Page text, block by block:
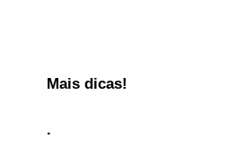
Mais dicas!
.